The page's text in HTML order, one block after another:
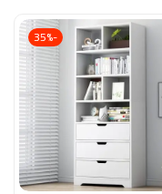
-35%